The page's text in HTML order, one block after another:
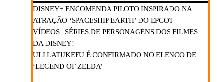
DISNEY+ ENCOMENDA PILOTO INSPIRADO NA
ATRAÇÃO ‘SPACESHIP EARTH’ DO EPCOT
VÍDEOS | SÉRIES DE PERSONAGENS DOS FILMES
DA DISNEY!
ULI LATUKEFU É CONFIRMADO NO ELENCO DE
‘LEGEND OF ZELDA’